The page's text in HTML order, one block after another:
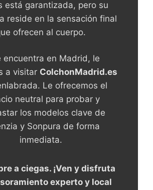
está garantizada, pero su
reside en la sensación final
ofrecen al cuerpo.
encuentra en Madrid, le
a visitar ColchonMadrid.es
Le ofrecemos el
neutral para probar y
los modelos clave de
y Sonpura de forma
inmediata.
a ciegas. ¡Ven y disfruta
experto y local